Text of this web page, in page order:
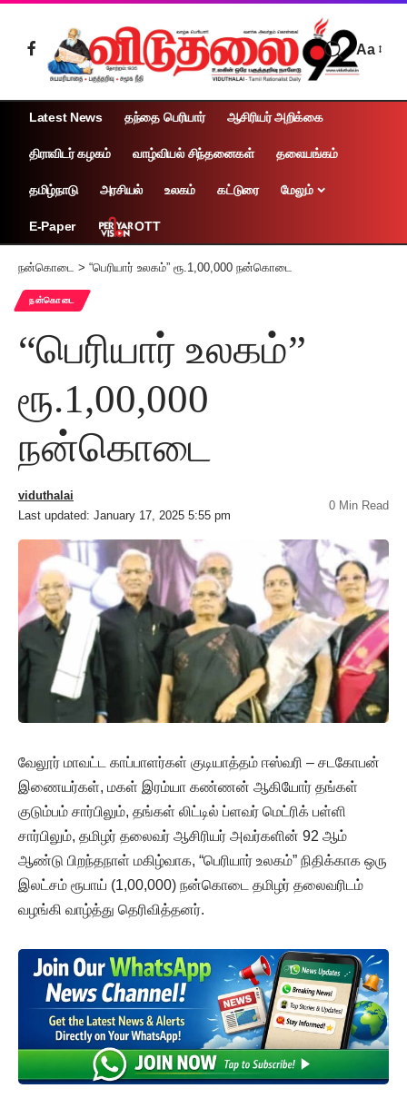
Aa
Latest News தந்தை பெரியார் ஆசிரியர் அறிக்கை
திராவிடர் கழகம் வாழ்வியல் சிந்தனைகள் தலையங்கம்
தமிழ்நாடு அரசியல் உலகம் கட்டுரை மேலும்
E-Paper OTT
நன்கொடை > “பெரியார் உலகம்” ரூ.1,00,000 நன்கொடை
நன்கொடை
“பெரியார் உலகம்”
ரூ.1,00,000
நன்கொடை
Last updated: January 17, 2025 5:55 pm
viduthalai
0 Min Read
வேலூர் மாவட்ட காப்பாளர்கள் குடியாத்தம் ஈஸ்வரி – சடகோபன்
இணையர்கள், மகள் இரம்யா கண்ணன் ஆகியோர் தங்கள்
குடும்பம் சார்பிலும், தங்கள் லிட்டில் ப்ளவர் மெட்ரிக் பள்ளி
சார்பிலும், தமிழர் தலைவர் ஆசிரியர் அவர்களின் 92 ஆம்
ஆண்டு பிறந்தநாள் மகிழ்வாக, “பெரியார் உலகம்” நிதிக்காக ஒரு
இலட்சம் ரூபாய் (1,00,000) நன்கொடை தமிழர் தலைவரிடம்
வழங்கி வாழ்த்து தெரிவித்தனர்.